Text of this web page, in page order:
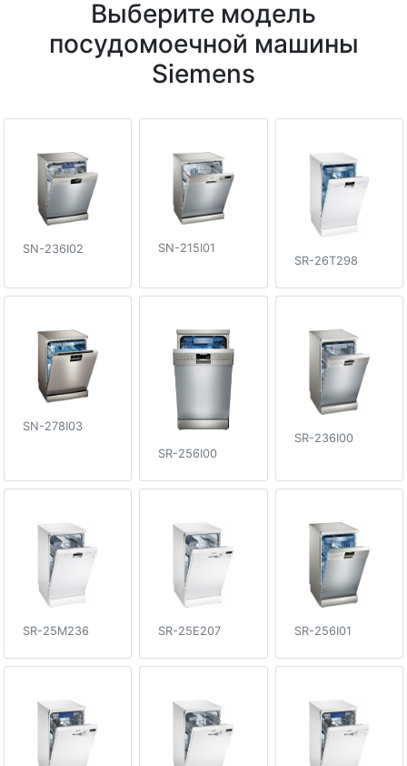
Выберите модель
посудомоечной машины
Siemens
SN-236I02
SN-215I01
SR-26T298
SN-278I03
SR-256I00
SR-236I00
SR-25M236 SR-25E207 SR-256I01